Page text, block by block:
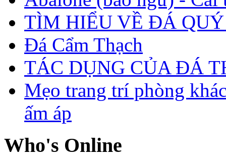
TÌM HIỂU VỀ ĐÁ QUÝ
Đá Cẩm Thạch
TÁC DỤNG CỦA ĐÁ
Mẹo trang trí phòng
ấm áp
Who's Online